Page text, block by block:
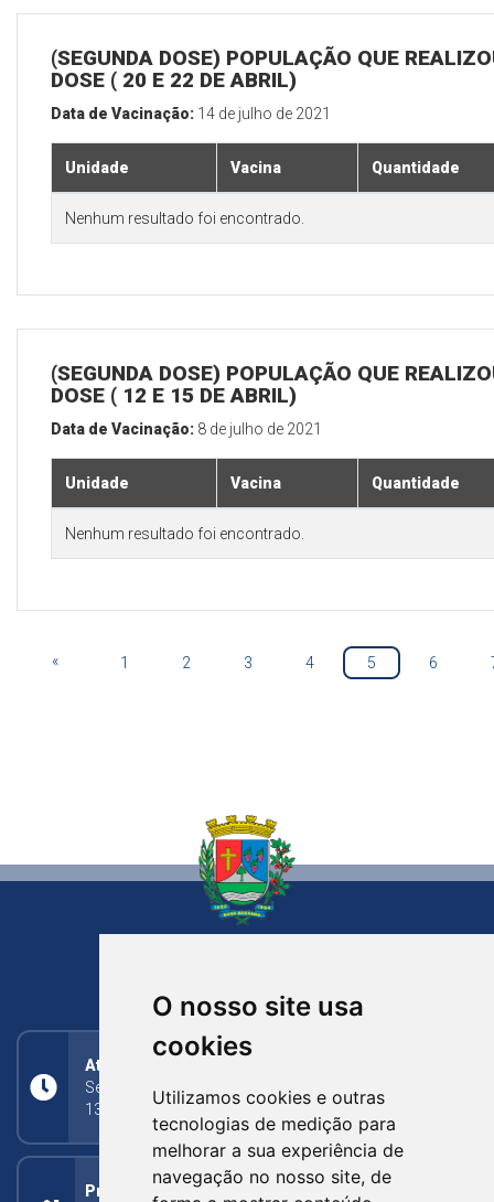
O nosso site usa
cookies
Utilizamos cookies e outras
tecnologias de medição para
melhorar a sua experiência de
navegação no nosso site, de
(SEGUNDA DOSE) POPULAÇÃO QUE
DOSE ( 20 E 22 DE ABRIL)
Data de Vacinação: 14 de julho de 2021
Unidade Vacina Quantidade
Nenhum resultado foi encontrado.
(SEGUNDA DOSE) POPULAÇÃO QUE
DOSE ( 12 E 15 DE ABRIL)
Data de Vacinação: 8 de julho de 2021
Unidade Vacina Quantidade
Nenhum resultado foi encontrado.
« 1 2 3 4 5 6
Atendimento
Segunda a Sexta: 8h às 11h30min (manhã);
13h30min às 17h (tarde)
Prefeitura Municipal